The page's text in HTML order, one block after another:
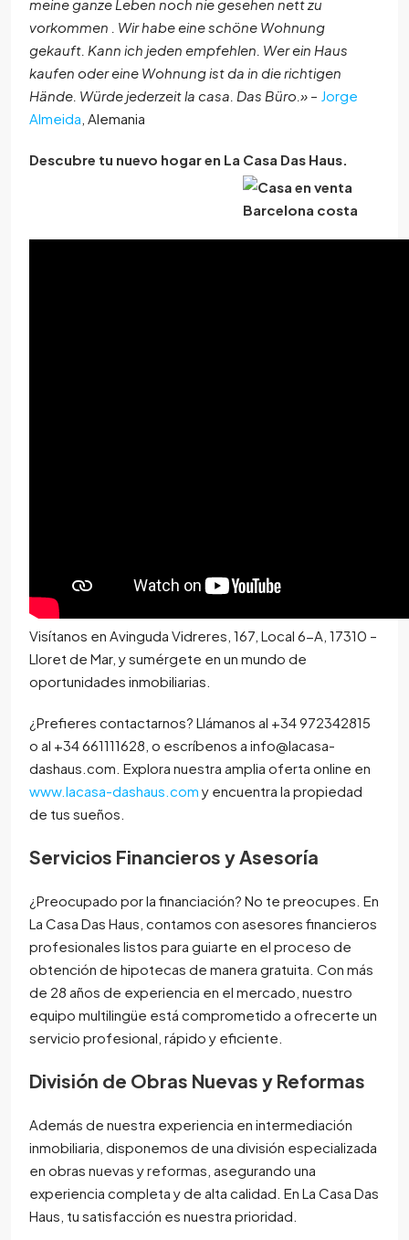
meine ganze Leben noch nie gesehen nett zu
vorkommen . Wir habe eine schöne Wohnung
gekauft. Kann ich jeden empfehlen. Wer ein Haus
kaufen oder eine Wohnung ist da in die richtigen
Hände. Würde jederzeit la casa. Das Büro .» – Jorge
Almeida , Alemania
Descubre tu nuevo hogar en La Casa Das Haus.
Visítanos en Avinguda Vidreres, 167, Local 6-A, 17310 –
Lloret de Mar, y sumérgete en un mundo de
oportunidades inmobiliarias.
¿Prefieres contactarnos? Llámanos al +34 972342815
o al +34 661111628, o escríbenos a info@lacasa-
dashaus.com . Explora nuestra amplia oferta online en
www.lacasa-dashaus.com y encuentra la propiedad
de tus sueños.
Servicios Financieros y Asesoría
¿Preocupado por la financiación? No te preocupes. En
La Casa Das Haus, contamos con asesores financieros
profesionales listos para guiarte en el proceso de
obtención de hipotecas de manera gratuita. Con más
de 28 años de experiencia en el mercado, nuestro
equipo multilingüe está comprometido a ofrecerte un
servicio profesional, rápido y eficiente.
División de Obras Nuevas y Reformas
Además de nuestra experiencia en intermediación
inmobiliaria, disponemos de una división especializada
en obras nuevas y reformas, asegurando una
experiencia completa y de alta calidad. En La Casa Das
Haus, tu satisfacción es nuestra prioridad.